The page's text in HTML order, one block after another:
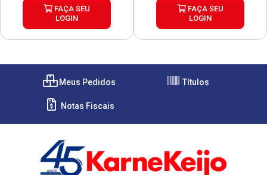
FAÇA SEU
LOGIN
FAÇA SEU
LOGIN
Meus Pedidos Títulos
Notas Fiscais